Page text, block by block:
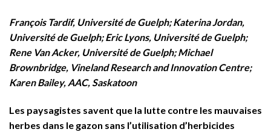
François Tardif, Université de Guelph; Katerina Jordan,
Université de Guelph; Eric Lyons, Université de Guelph;
Rene Van Acker, Université de Guelph; Michael
Brownbridge, Vineland Research and Innovation Centre;
Karen Bailey, AAC, Saskatoon
Les paysagistes savent que la lutte contre les mauvaises
herbes dans le gazon sans l’utilisation d’herbicides